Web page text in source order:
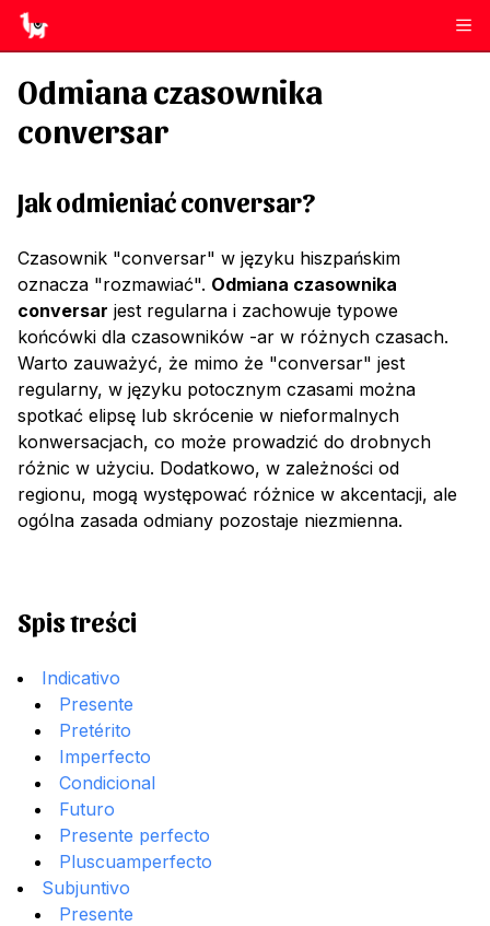
Odmiana czasownika
conversar
Jak odmieniaćconversar?
Czasownik "conversar" w języku hiszpańskim
oznacza "rozmawiać". Odmiana czasownika
conversar jest regularna i zachowuje typowe
końcówki dla czasowników -ar w różnych czasach.
Warto zauważyć, że mimo że "conversar" jest
regularny, w języku potocznym czasami można
spotkać elipsę lub skrócenie w nieformalnych
konwersacjach, co może prowadzić do drobnych
różnic w użyciu. Dodatkowo, w zależności od
regionu, mogą występować różnice w akcentacji, ale
ogólna zasada odmiany pozostaje niezmienna.
Spis treści
Indicativo
Presente
Pretérito
Imperfecto
Condicional
Futuro
Presente perfecto
Pluscuamperfecto
Subjuntivo
Presente